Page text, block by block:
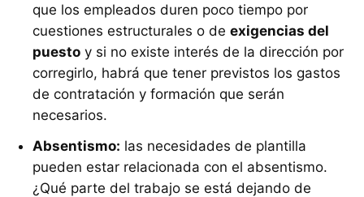
que los empleados duren poco tiempo por
cuestiones estructurales o de exigencias del
puesto y si no existe interés de la dirección por
corregirlo, habrá que tener previstos los gastos
de contratación y formación que serán
necesarios.
Absentismo: las necesidades de plantilla
pueden estar relacionada con el absentismo.
¿Qué parte del trabajo se está dejando de